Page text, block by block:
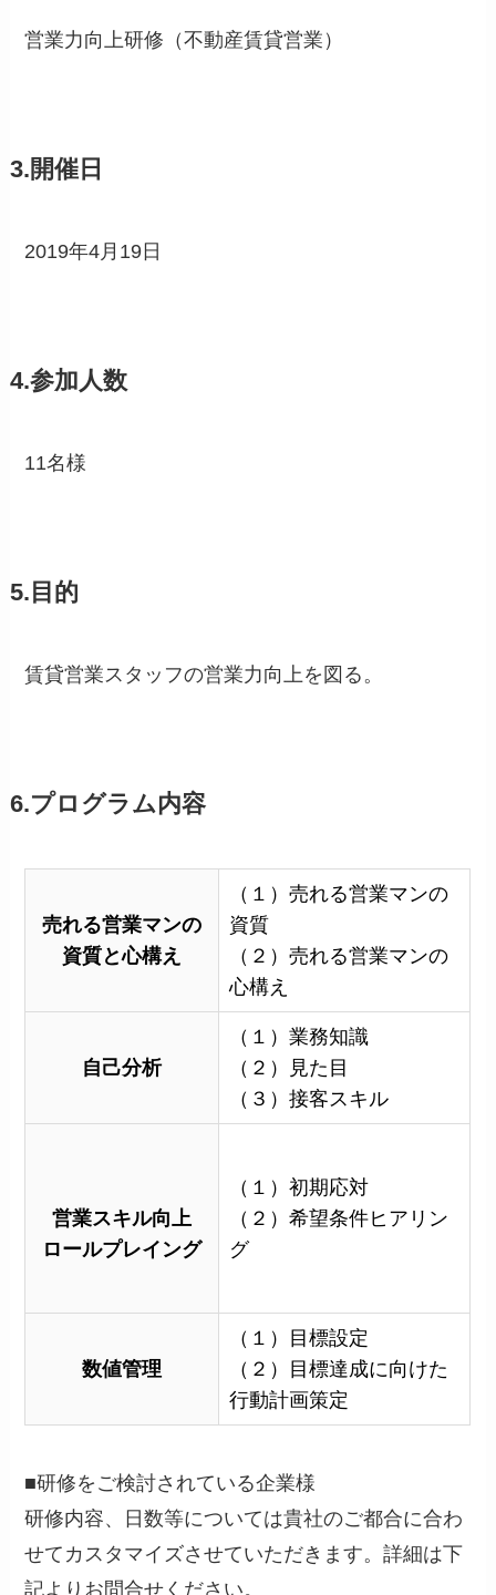
営業力向上研修（不動産賃貸営業）
3.開催日
2019年4月19日
4.参加人数
11名様
5.目的
賃貸営業スタッフの営業力向上を図る。
6.プログラム内容
売れる営業マンの
資質と心構え
（１）売れる営業マンの
資質
（２）売れる営業マンの
心構え
自己分析
（１）業務知識
（２）見た目
（３）接客スキル
営業スキル向上
ロールプレイング
（１）初期応対
（２）希望条件ヒアリン
グ
数値管理
（１）目標設定
（２）目標達成に向けた
行動計画策定
■研修をご検討されている企業様
研修内容、日数等については貴社のご都合に合わ
せてカスタマイズさせていただきます。詳細は下
記よりお問合せください。